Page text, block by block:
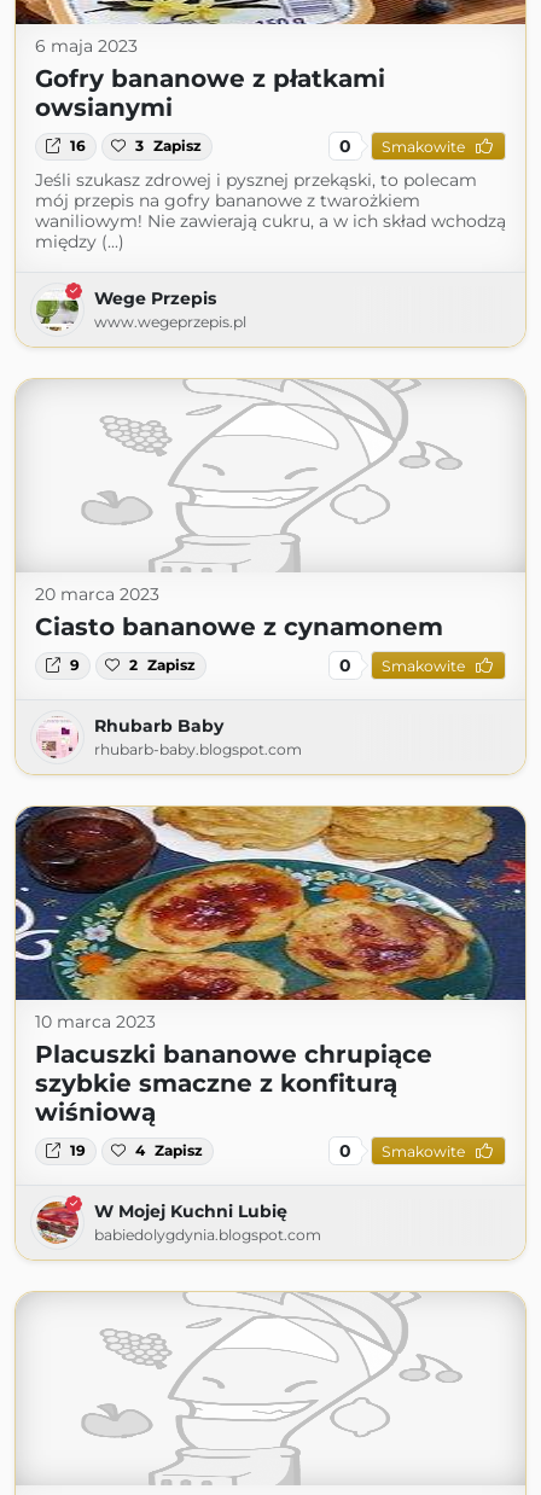
6 maja 2023
Gofry bananowe z płatkami
owsianymi
16 3 Zapisz 0 Smakowite
Jeśli szukasz zdrowej i pysznej przekąski, to polecam
mój przepis na gofry bananowe z twarożkiem
waniliowym! Nie zawierają cukru, a w ich skład wchodzą
między (...)
Wege Przepis
www.wegeprzepis.pl
20 marca 2023
Ciasto bananowe z cynamonem
9 2 Zapisz 0 Smakowite
Rhubarb Baby
rhubarb-baby.blogspot.com
10 marca 2023
Placuszki bananowe chrupiące
szybkie smaczne z konfiturą
wiśniową
19 4 Zapisz 0 Smakowite
W Mojej Kuchni Lubię
babiedolygdynia.blogspot.com